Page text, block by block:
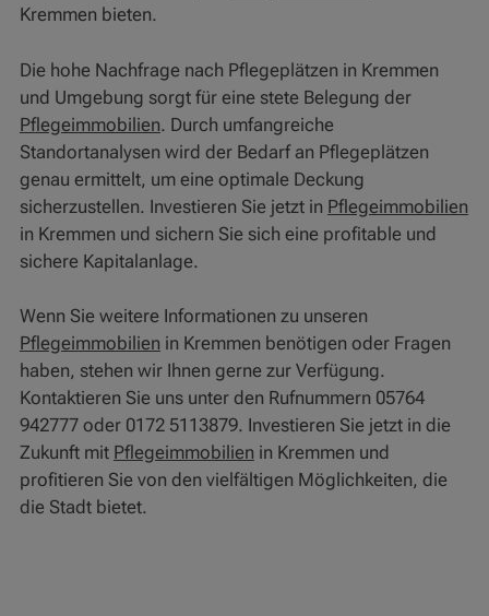
Kremmen bieten.
Die hohe Nachfrage nach Pflegeplätzen in Kremmen
und Umgebung sorgt für eine stete Belegung der
Pflegeimmobilien. Durch umfangreiche
Standortanalysen wird der Bedarf an Pflegeplätzen
genau ermittelt, um eine optimale Deckung
sicherzustellen. Investieren Sie jetzt in Pflegeimmobilien
in Kremmen und sichern Sie sich eine profitable und
sichere Kapitalanlage.
Wenn Sie weitere Informationen zu unseren
Pflegeimmobilien in Kremmen benötigen oder Fragen
haben, stehen wir Ihnen gerne zur Verfügung.
Kontaktieren Sie uns unter den Rufnummern 05764
942777 oder 0172 5113879. Investieren Sie jetzt in die
Zukunft mit Pflegeimmobilien in Kremmen und
profitieren Sie von den vielfältigen Möglichkeiten, die
die Stadt bietet.